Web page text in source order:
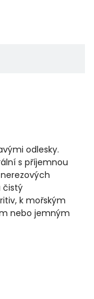
odlesky.
s příjemnou
čistý
k mořským
nebo jemným